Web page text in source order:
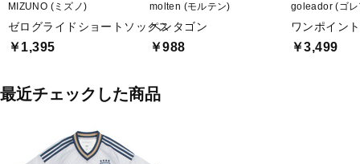
MIZUNO (ミズノ)
ゼログライドショートソックス
￥1,395
molten (モルテン)
ペンタゴン
￥988
goleador (ゴ
ワンポイン
￥3,499
最近チェックした商品